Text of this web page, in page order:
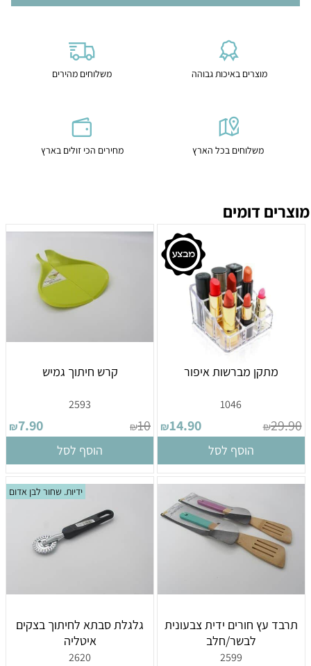
מוצרים באיכות גבוהה משלוחים מהירים
משלוחים בכל הארץ מחירים הכי זולים בארץ
מוצרים דומים
מתקן מברשות איפור
1046
₪29.90
₪14.90
הוסף לסל
קרש חיתוך גמיש
2593
₪10
₪7.90
הוסף לסל
תרבד עץ חורים ידית צבעונית
לבשר/חלב
2599
ידיות. שחור לבן אדום
גלגלת סבתא לחיתוך בצקים
איטליה
2620